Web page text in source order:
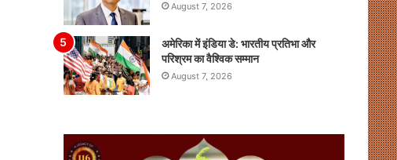
August 7, 2026
अमेरिका में इंडिया डे: भारतीय प्रतिभा और
परिश्रम का वैश्विक सम्मान
August 7, 2026